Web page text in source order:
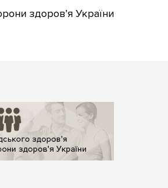
здоров’я України